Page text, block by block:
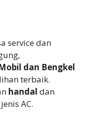
service dan
dan Bengkel
terbaik.
handal dan
AC.